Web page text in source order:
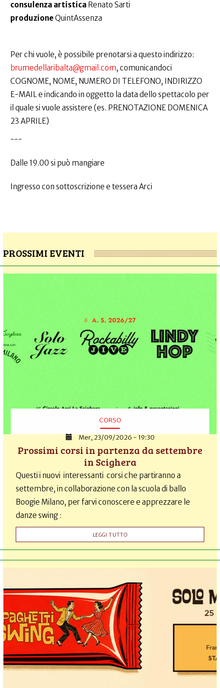
consulenza artistica Renato Sarti
produzioneQuintAssenza
Per chi vuole, è possibile prenotarsi a questo indirizzo:
brumedellaribalta@gmail.com, comunicandoci
COGNOME, NOME, NUMERO DI TELEFONO, INDIRIZZO
E-MAIL e indicando in oggetto la data dello spettacolo per
il quale si vuole assistere (es. PRENOTAZIONE DOMENICA
23 APRILE)
---
Dalle 19.00 si può mangiare
Ingresso con sottoscrizione e tessera Arci
PROSSIMI EVENTI
CORSO
Mer, 23/09/2026 - 19:30
Prossimi corsi in partenza da settembre
in Scighera
Questi i nuovi interessanti corsi che partiranno a
settembre, in collaborazione con la scuola di ballo
Boogie Milano, per farvi conoscere e apprezzare le
danze swing :
LEGGI TUTTO